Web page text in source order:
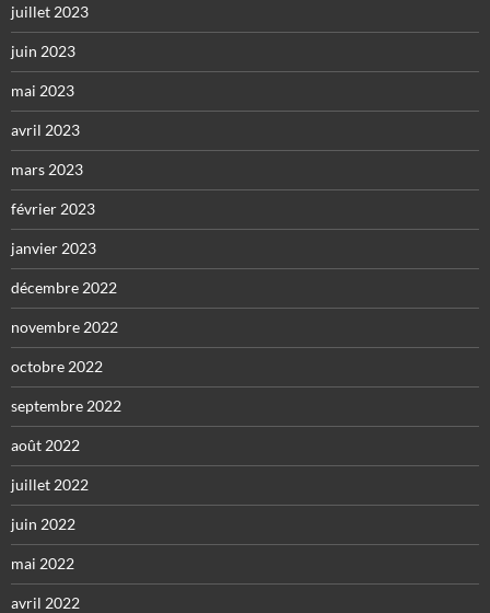
juillet 2023
juin 2023
mai 2023
avril 2023
mars 2023
février 2023
janvier 2023
décembre 2022
novembre 2022
octobre 2022
septembre 2022
août 2022
juillet 2022
juin 2022
mai 2022
avril 2022